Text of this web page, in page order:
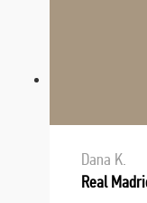
Dana K.
Real